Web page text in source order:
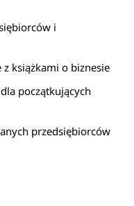
i
książkami o biznesie
początkujących
przedsiębiorców